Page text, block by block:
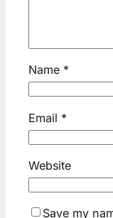
Name *
Email *
Website
Save my